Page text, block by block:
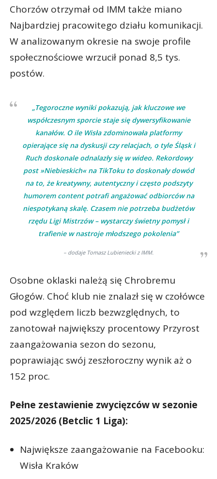
Chorzów otrzymał od IMM także miano
Najbardziej pracowitego działu komunikacji.
W analizowanym okresie na swoje profile
społecznościowe wrzucił ponad 8,5 tys.
postów.
„Tegoroczne wyniki pokazują, jak kluczowe we
współczesnym sporcie staje się dywersyfikowanie
kanałów. O ile Wisła zdominowała platformy
opierające się na dyskusji czy relacjach, o tyle Śląsk i
Ruch doskonale odnalazły się w wideo. Rekordowy
post »Niebieskich« na TikToku to doskonały dowód
na to, że kreatywny, autentyczny i często podszyty
humorem content potrafi angażować odbiorców na
niespotykaną skalę. Czasem nie potrzeba budżetów
rzędu Ligi Mistrzów – wystarczy świetny pomysł i
trafienie w nastroje młodszego pokolenia”
– dodaje Tomasz Lubieniecki z IMM.
Osobne oklaski należą się Chrobremu
Głogów. Choć klub nie znalazł się w czołówce
pod względem liczb bezwzględnych, to
zanotował największy procentowy Przyrost
zaangażowania sezon do sezonu,
poprawiając swój zeszłoroczny wynik aż o
152 proc.
Pełne zestawienie zwycięzców w sezonie
2025/2026 (Betclic 1 Liga):
Największe zaangażowanie na Facebooku:
Wisła Kraków